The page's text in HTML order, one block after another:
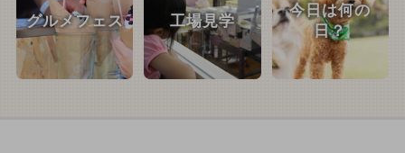
グルメフェス 工場見学
今日は何の
日？